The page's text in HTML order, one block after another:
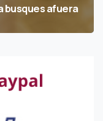
busques afuera